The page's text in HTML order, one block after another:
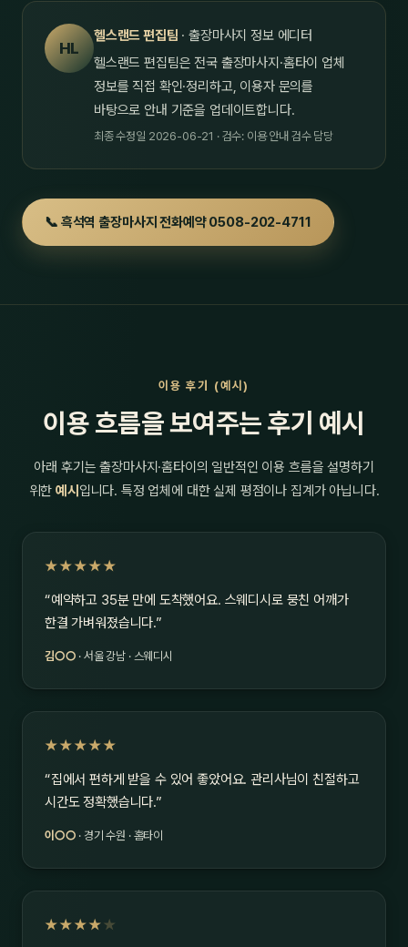
HL
헬스랜드 편집팀 · 출장마사지 정보 에디터
헬스랜드 편집팀은 전국 출장마사지·홈타이 업체
정보를 직접 확인·정리하고, 이용자 문의를
바탕으로 안내 기준을 업데이트합니다.
최종 수정일 2026-06-21 · 검수: 이용 안내 검수 담당
📞 흑석역 출장마사지 전화예약 0508-202-4711
이용 후기 (예시)
이용 흐름을 보여주는 후기 예시
아래 후기는 출장마사지·홈타이의 일반적인 이용 흐름을 설명하기
위한예시 입니다. 특정 업체에 대한 실제 평점이나 집계가 아닙니다.
★★★★★
“예약하고 35분 만에 도착했어요. 스웨디시로 뭉친 어깨가
한결 가벼워졌습니다.”
김○○ · 서울 강남 · 스웨디시
★★★★★
“집에서 편하게 받을 수 있어 좋았어요. 관리사님이 친절하고
시간도 정확했습니다.”
이○○ · 경기 수원 · 홈타이
★★★★ ★